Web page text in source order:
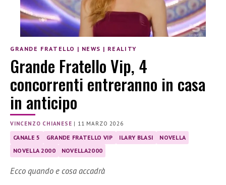
GRANDE FRATELLO | NEWS | REALITY
Grande Fratello Vip, 4
concorrenti entreranno in casa
in anticipo
VINCENZO CHIANESE | 11 MARZO 2026
CANALE 5 GRANDE FRATELLO VIP ILARY BLASI
NOVELLA
NOVELLA 2000
NOVELLA2000
Ecco quando e cosa accadrà